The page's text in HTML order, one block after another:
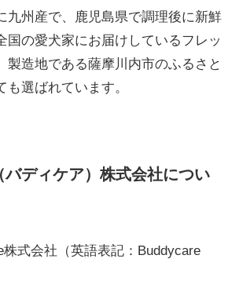
九州産で、鹿児島県で調理後に新鮮
国の愛犬家にお届けしているフレッ
製造地である薩摩川内市のふるさと
選ばれています。
バディケア）株式会社につい
式会社（英語表記：Buddycare